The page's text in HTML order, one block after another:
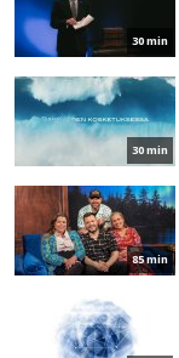
30 min
30 min
85 min